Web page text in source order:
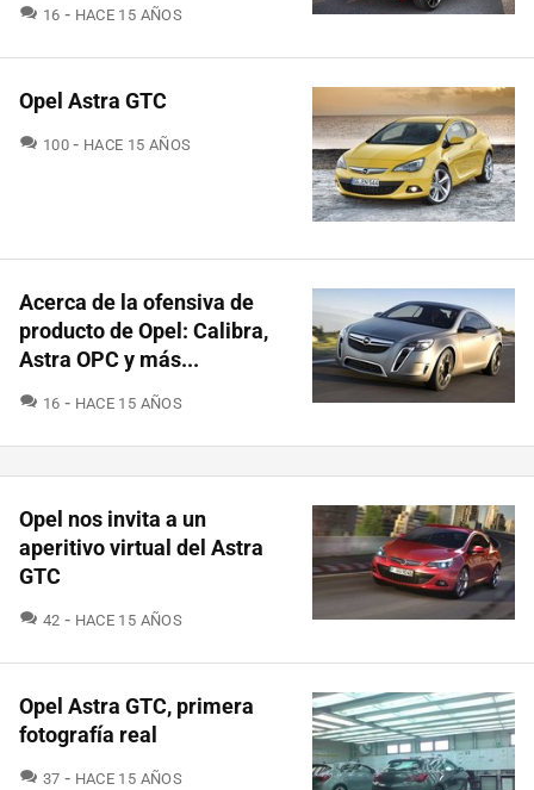
16 COMENTARIOS
HACE 15 AÑOS
Opel Astra GTC
100COMENTARIOS
HACE 15 AÑOS
Acerca de la ofensiva de
producto de Opel: Calibra,
Astra OPC y más...
16 COMENTARIOS
HACE 15 AÑOS
Opel nos invita a un
aperitivo virtual del Astra
GTC
42 COMENTARIOS
HACE 15 AÑOS
Opel Astra GTC, primera
fotografía real
37 COMENTARIOS
HACE 15 AÑOS